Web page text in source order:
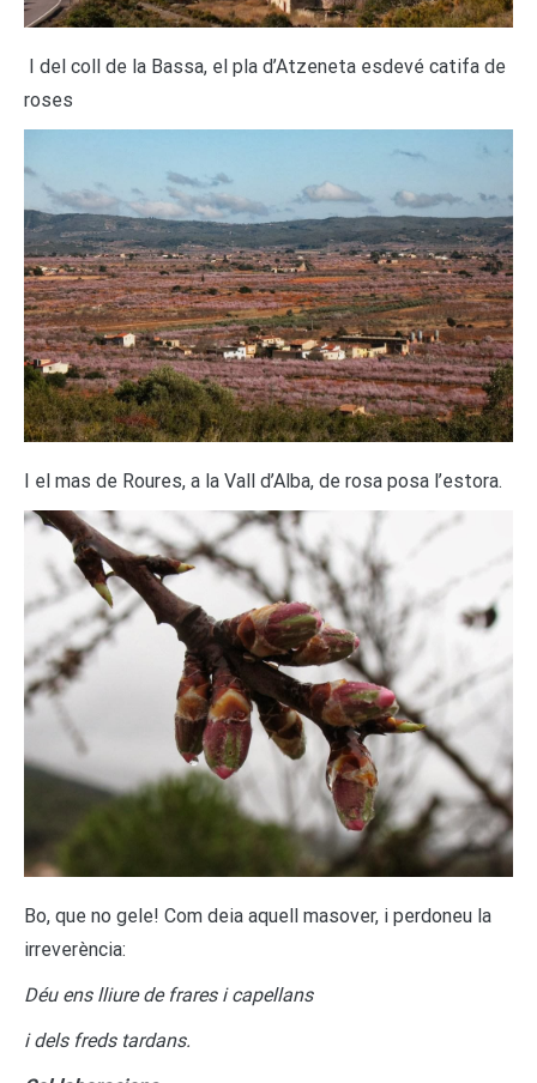
I del coll de la Bassa, el pla d’Atzeneta esdevé catifa de
roses
I el mas de Roures, a la Vall d’Alba, de rosa posa l’estora.
Bo, que no gele! Com deia aquell masover, i perdoneu la
irreverència:
Déu ens lliure de frares i capellans
i dels freds tardans.